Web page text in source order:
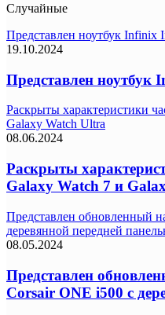
Случайные
Представлен ноутбук Infinix
19.10.2024
Представлен
Раскрыты характеристики
Galaxy Watch Ultra
08.06.2024
Раскрыты
Galaxy Watch 7 и
Представлен обновленный
деревянной передней
08.05.2024
Представлен
Corsair ONE i500 с